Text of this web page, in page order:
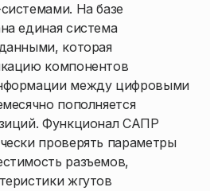
На базе
единая система
которая
компонентов
между цифровыми
пополняется
Функционал САПР
проверять параметры
разъемов,
жгутов